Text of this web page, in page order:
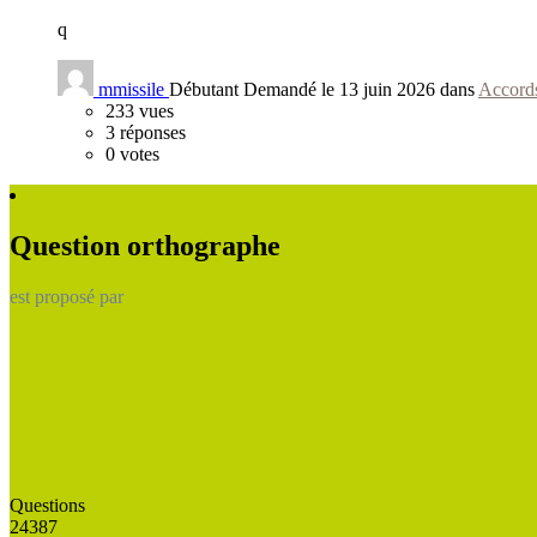
q
mmissile Débutant Demandé le 13 juin 2026 dans
233 vues
3 réponses
0 votes
Question orthographe
est proposé par
Questions
24387